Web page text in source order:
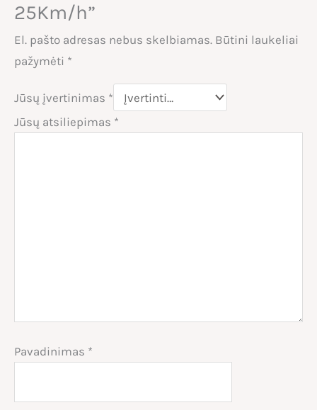
25Km/h”
El. pašto adresas nebus skelbiamas. Būtini laukeliai
pažymėti *
Jūsų įvertinimas *
Jūsų atsiliepimas *
Pavadinimas *